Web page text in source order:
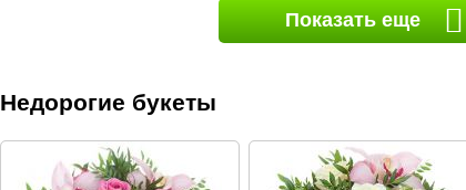
Показать еще
Недорогие букеты